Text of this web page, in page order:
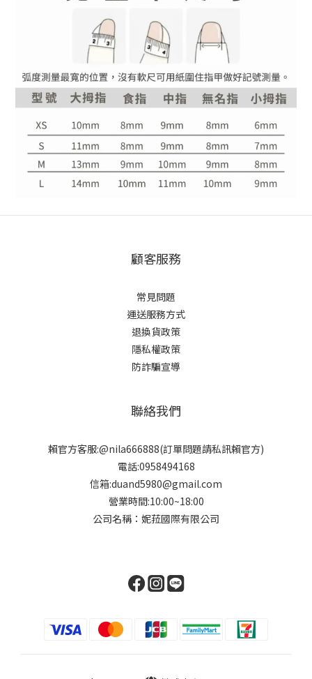
顧客服務
常見問題
運送服務方式
退換貨政策
隱私權政策
防詐騙宣導
聯絡我們
賴官方客服:@nila666888(訂單問題請私訊賴官方)
電話:0958494168
信箱:duand5980@gmail.com
營業時間:10:00~18:00
公司名稱：妮菈國際有限公司